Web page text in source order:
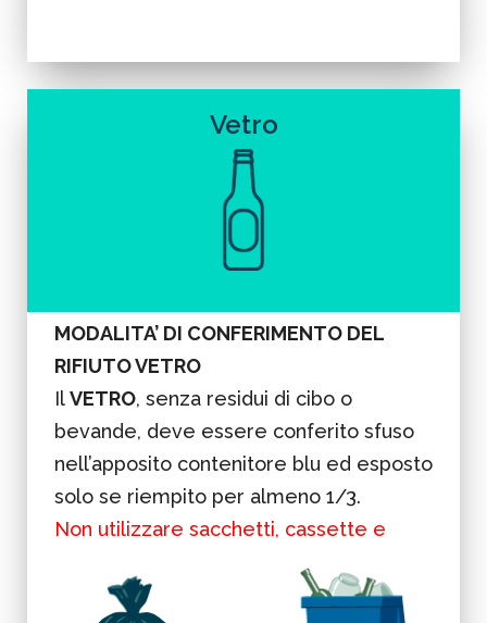
Vetro
MODALITA’ DI CONFERIMENTO DEL
RIFIUTO VETRO
IlVETRO, senza residui di cibo o
bevande, deve essere conferito sfuso
nell’apposito contenitore blu ed esposto
solo se riempito per almeno 1/3.
Non utilizzare sacchetti, cassette e